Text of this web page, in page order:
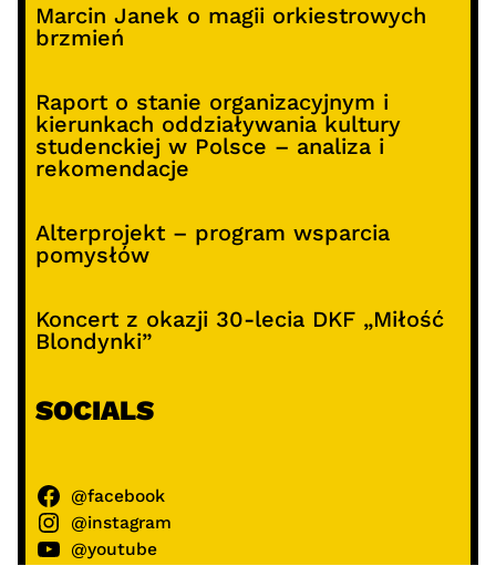
Marcin Janek o magii orkiestrowych
brzmień
Raport o stanie organizacyjnym i
kierunkach oddziaływania kultury
studenckiej w Polsce – analiza i
rekomendacje
Alterprojekt – program wsparcia
pomysłów
Koncert z okazji 30-lecia DKF „Miłość
Blondynki”
SOCIALS
@facebook
@instagram
@youtube